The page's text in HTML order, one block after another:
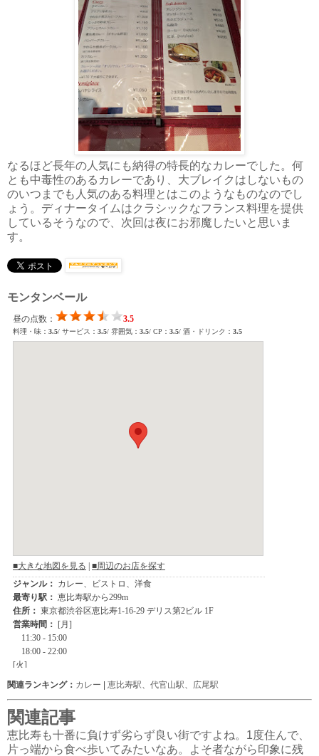
なるほど長年の人気にも納得の特長的なカレーでした。何
とも中毒性のあるカレーであり、大ブレイクはしないもの
のいつまでも人気のある料理とはこのようなものなのでし
ょう。ディナータイムはクラシックなフランス料理を提供
しているそうなので、次回は夜にお邪魔したいと思いま
す。
モンタンベール
関連ランキング： カレー | 恵比寿駅 代官山駅 広尾駅
関連記事
恵比寿も十番に負けず劣らず良い街ですよね。1度住んで、
片っ端から食べ歩いてみたいなあ。よそ者ながら印象に残